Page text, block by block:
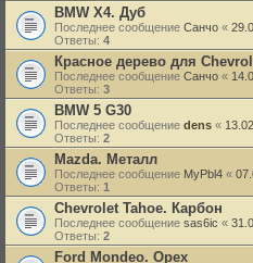
BMW X4. Дуб
Последнее сообщение Санчо «
Ответы: 4
Красное дерево для
Последнее сообщение Санчо «
Ответы: 3
BMW 5 G30
Последнее сообщение dens «
Ответы: 2
Mazda. Металл
Последнее сообщение MyPbl4 «
Ответы: 1
Chevrolet Tahoe. Карбон
Последнее сообщение sas6ic «
Ответы: 2
Ford Mondeo. Орех